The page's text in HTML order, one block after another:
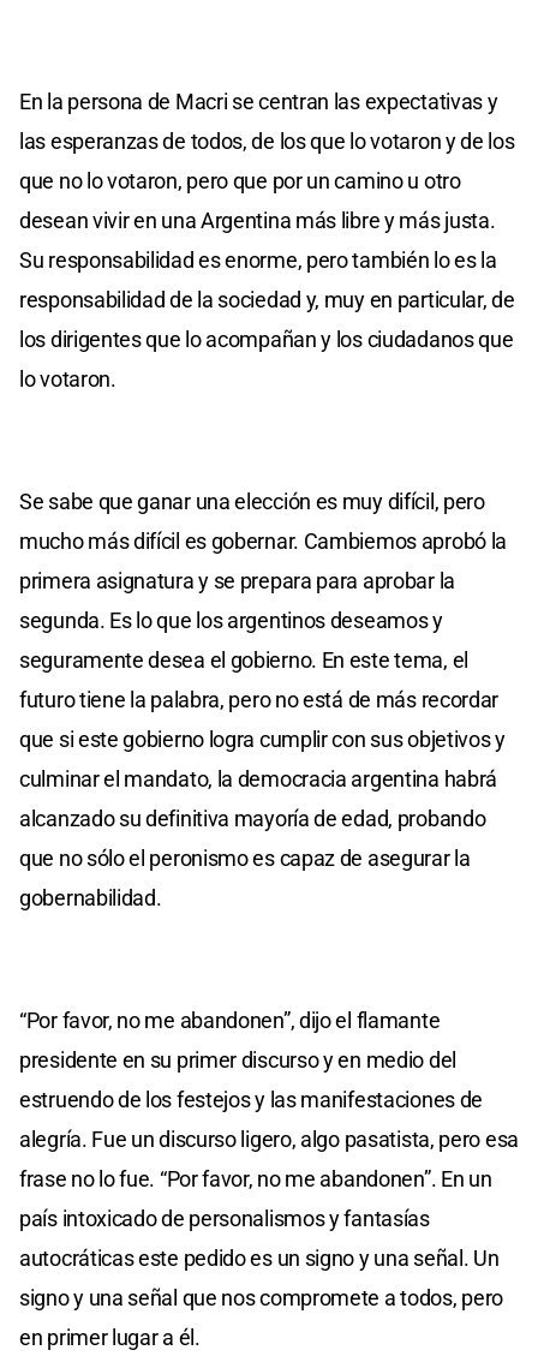
En la persona de Macri se centran las expectativas y
las esperanzas de todos, de los que lo votaron y de los
que no lo votaron, pero que por un camino u otro
desean vivir en una Argentina más libre y más justa.
Su responsabilidad es enorme, pero también lo es la
responsabilidad de la sociedad y, muy en particular, de
los dirigentes que lo acompañan y los ciudadanos que
lo votaron.
Se sabe que ganar una elección es muy difícil, pero
mucho más difícil es gobernar. Cambiemos aprobó la
primera asignatura y se prepara para aprobar la
segunda. Es lo que los argentinos deseamos y
seguramente desea el gobierno. En este tema, el
futuro tiene la palabra, pero no está de más recordar
que si este gobierno logra cumplir con sus objetivos y
culminar el mandato, la democracia argentina habrá
alcanzado su definitiva mayoría de edad, probando
que no sólo el peronismo es capaz de asegurar la
gobernabilidad.
“Por favor, no me abandonen”, dijo el flamante
presidente en su primer discurso y en medio del
estruendo de los festejos y las manifestaciones de
alegría. Fue un discurso ligero, algo pasatista, pero esa
frase no lo fue. “Por favor, no me abandonen”. En un
país intoxicado de personalismos y fantasías
autocráticas este pedido es un signo y una señal. Un
signo y una señal que nos compromete a todos, pero
en primer lugar a él.